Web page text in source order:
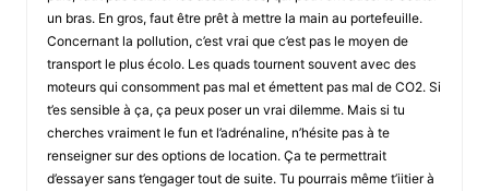
un bras. En gros, faut être prêt à mettre la main au portefeuille.
Concernant la pollution, c’est vrai que c’est pas le moyen de
transport le plus écolo. Les quads tournent souvent avec des
moteurs qui consomment pas mal et émettent pas mal de CO2. Si
t’es sensible à ça, ça peux poser un vrai dilemme. Mais si tu
cherches vraiment le fun et l’adrénaline, n’hésite pas à te
renseigner sur des options de location. Ça te permettrait
d’essayer sans t’engager tout de suite. Tu pourrais même t’iitier à